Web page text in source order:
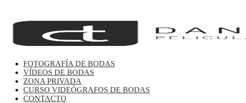
FOTOGRAFÍA DE BODAS
VÍDEOS DE BODAS
ZONA PRIVADA
CURSO VIDEÓGRAFOS DE BODAS
CONTACTO